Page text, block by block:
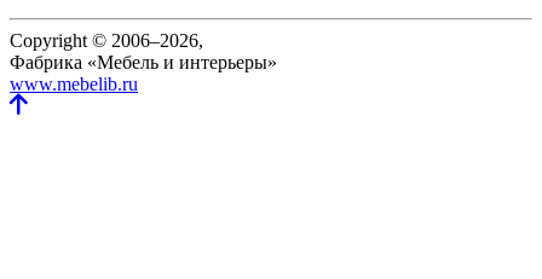
Copyright © 2006–2026,
Фабрика «Мебель и интерьеры»
www.mebelib.ru